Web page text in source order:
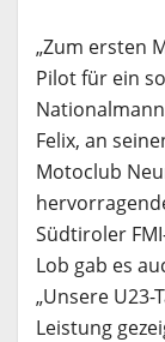
„Zum ersten
Pilot für ein
Felix, an
Motoclub
Südtiroler
Lob gab es
„Unsere
Leistung